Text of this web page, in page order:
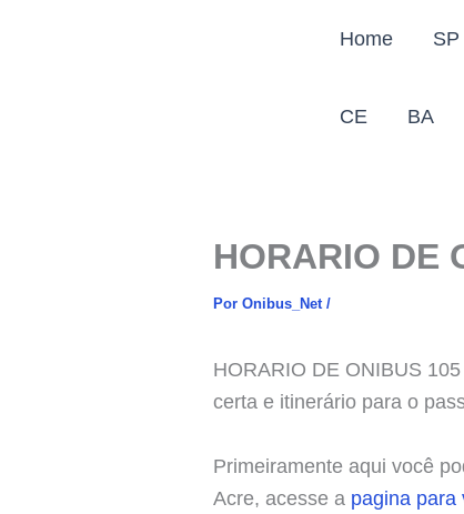
Home SP
CE BA
HORARIO DE
Por Onibus_Net /
HORARIO DE ONIBUS
certa e itinerário para o
Primeiramente aqui você
Acre, acesse a pagina para